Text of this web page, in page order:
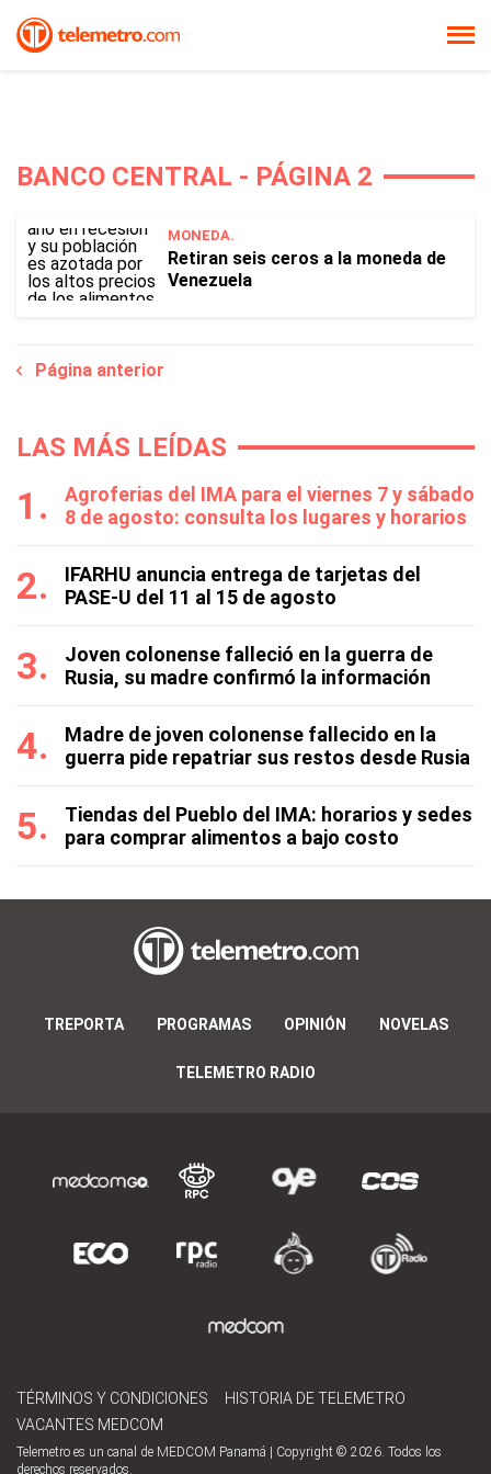
BANCO CENTRAL - PÁGINA 2
MONEDA.
Retiran seis ceros a la moneda de
Venezuela
Página anterior
LAS MÁS LEÍDAS
Agroferias del IMA para el viernes 7 y sábado
8 de agosto: consulta los lugares y horarios
IFARHU anuncia entrega de tarjetas del
PASE-U del 11 al 15 de agosto
Joven colonense falleció en la guerra de
Rusia, su madre confirmó la información
Madre de joven colonense fallecido en la
guerra pide repatriar sus restos desde Rusia
Tiendas del Pueblo del IMA: horarios y sedes
para comprar alimentos a bajo costo
TREPORTA PROGRAMAS OPINIÓN NOVELAS
TELEMETRO RADIO
TÉRMINOS Y CONDICIONES
HISTORIA DE TELEMETRO
VACANTES MEDCOM
Telemetro es un canal de MEDCOM Panamá | Copyright © 2026. Todos los
derechos reservados.